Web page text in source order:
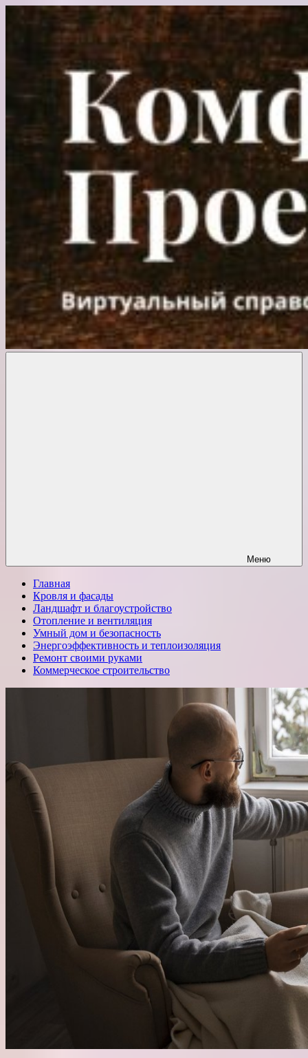
Перейти
содержимому
Меню
Главная
Кровля и фасады
Ландшафт и благоустройство
Отопление и вентиляция
Умный дом и безопасность
Энергоэффективность и теплоизоляция
Ремонт своими руками
Коммерческое строительство